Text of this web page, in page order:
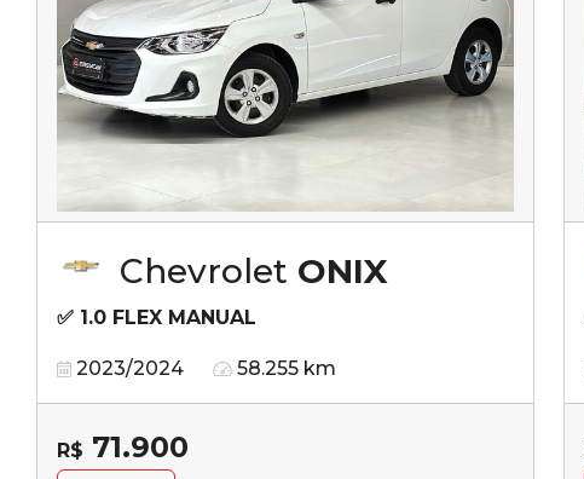
Chevrolet ONIX
✅ 1.0 FLEX MANUAL
2023/2024 58.255 km
R$ 71.900